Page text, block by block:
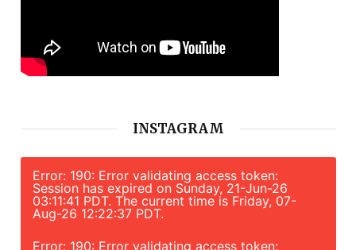
INSTAGRAM
Error: 190: Error validating access token:
Session has expired on Sunday, 21-Jun-26
03:11:41 PDT. The current time is Friday, 07-
Aug-26 12:22:37 PDT.
Error: 190: Error validating access token: